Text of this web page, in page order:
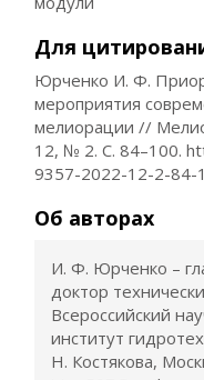
Для
Юрченко И. Ф.
мероприятия
мелиорации //
12, № 2. С. 84–100.
9357-2022-12-2-84-
Об авторах
И. Ф. Юрченко –
доктор
Всероссийский
институт
Н. Костякова,